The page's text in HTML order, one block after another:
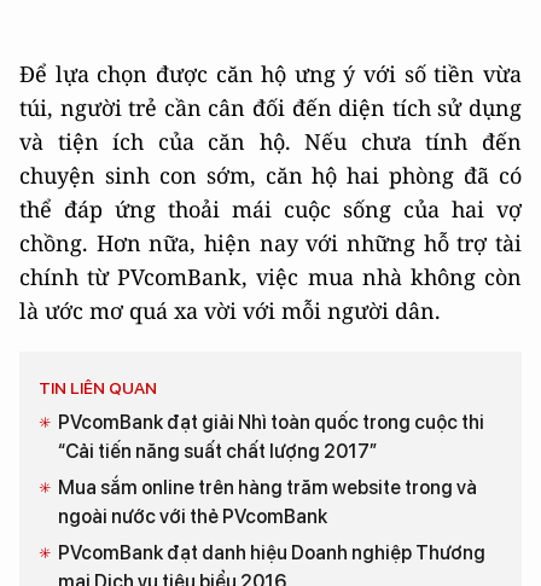
Để lựa chọn được căn hộ ưng ý với số tiền vừa
túi, người trẻ cần cân đối đến diện tích sử dụng
và tiện ích của căn hộ. Nếu chưa tính đến
chuyện sinh con sớm, căn hộ hai phòng đã có
thể đáp ứng thoải mái cuộc sống của hai vợ
chồng. Hơn nữa, hiện nay với những hỗ trợ tài
chính từ PVcomBank, việc mua nhà không còn
là ước mơ quá xa vời với mỗi người dân.
TIN LIÊN QUAN
PVcomBank đạt giải Nhì toàn quốc trong cuộc thi
“Cải tiến năng suất chất lượng 2017”
Mua sắm online trên hàng trăm website trong và
ngoài nước với thẻ PVcomBank
PVcomBank đạt danh hiệu Doanh nghiệp Thương